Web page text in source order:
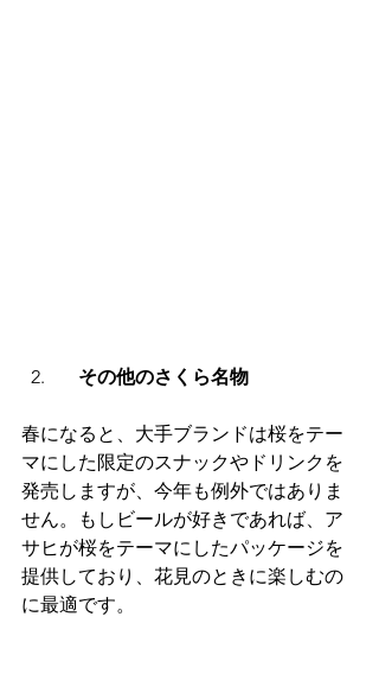
その他のさくら名物
春になると、大手ブランドは桜をテー
マにした限定のスナックやドリンクを
発売しますが、今年も例外ではありま
せん。もしビールが好きであれば、ア
サヒが桜をテーマにしたパッケージを
提供しており、花見のときに楽しむの
に最適です。